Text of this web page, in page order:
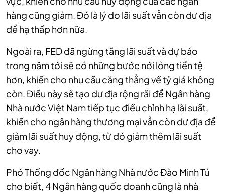
hàng cũng giảm. Đó là lý do lãi suất vẫn còn dư địa
để hạ thấp hơn nữa.
Ngoài ra, FED đã ngừng tăng lãi suất và dự báo
trong năm tới sẽ có những bước nới lỏng tiền tệ
hơn, khiến cho nhu cầu căng thẳng về tỷ giá không
còn. Điều này sẽ tạo dư địa rộng rãi để Ngân hàng
Nhà nước Việt Nam tiếp tục điều chỉnh hạ lãi suất,
khiến cho ngân hàng thương mại vẫn còn dư địa để
giảm lãi suất huy động, từ đó giảm thêm lãi suất
cho vay.
Phó Thống đốc Ngân hàng Nhà nước Đào Minh Tú
cho biết, 4 Ngân hàng quốc doanh cũng là nhà